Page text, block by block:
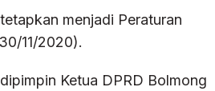
menjadi Peraturan
11/2020).
Ketua DPRD Bolmong